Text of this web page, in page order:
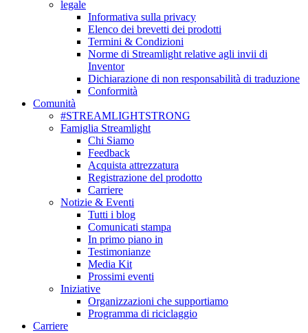
legale
Informativa sulla privacy
Elenco dei brevetti dei prodotti
Termini & Condizioni
Norme di Streamlight relative agli invii di
Inventor
Dichiarazione di non responsabilità di traduzione
Conformità
Comunità
#STREAMLIGHTSTRONG
Famiglia Streamlight
Chi Siamo
Feedback
Acquista attrezzatura
Registrazione del prodotto
Carriere
Notizie & Eventi
Tutti i blog
Comunicati stampa
In primo piano in
Testimonianze
Media Kit
Prossimi eventi
Iniziative
Organizzazioni che supportiamo
Programma di riciclaggio
Carriere